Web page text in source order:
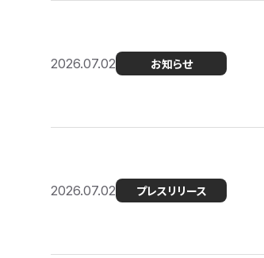
2026.07.02 お知らせ
2026.07.02 プレスリリース